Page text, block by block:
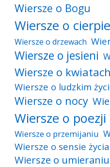
Wiersze o Bogu
Wiersze o
Wiersze o drzewach
Wiersze o jesieni
Wiersze o kwiatach
Wiersze o ludzkim
Wiersze o nocy
Wiersze o poezji
Wiersze o przemijaniu
Wiersze o sensie życia
Wiersze o umieraniu